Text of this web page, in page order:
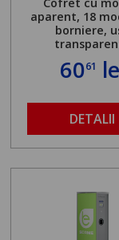
aparent, 18
borniere,
6061
DETALII